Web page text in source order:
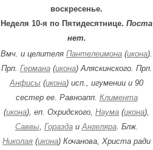
воскресенье.
Неделя 10-я по Пятидесятнице. Поста
нет.
Вмч. и целителя Пантелеимона (икона).
Прп. Германа(икона) Аляскинского. Прп.
Анфисы (икона) исп., игумении и 90
сестер ее. Равноапп. Климента
(икона), еп. Охридского, Наума (икона),
Саввы, Гораздаи Ангеляра. Блж.
Николая (икона) Кочанова, Христа ради